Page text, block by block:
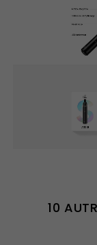
10